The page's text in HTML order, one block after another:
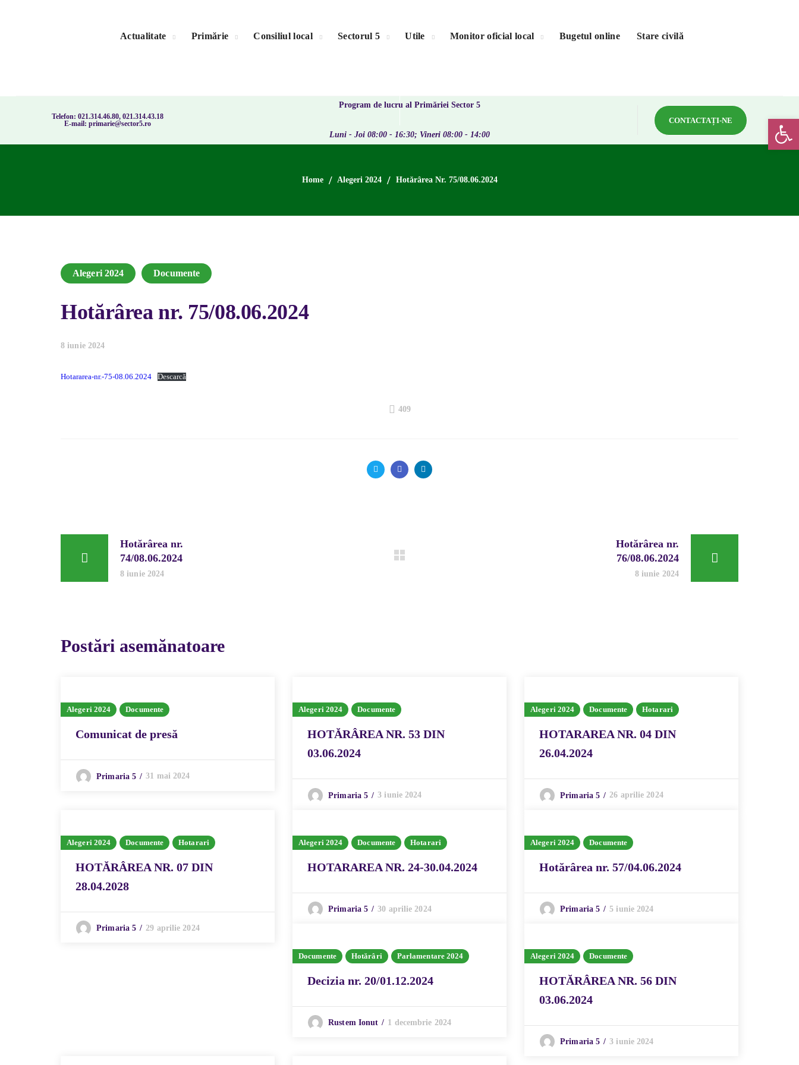
Actualitate Primărie Consiliul local Sectorul 5 Utile Monitor oficial local Bugetul online Stare civilă
Telefon: 021.314.46.80, 021.314.43.18
E-mail: primarie@sector5.ro
Program de lucru al Primăriei Sector 5
Luni - Joi 08:00 - 16:30; Vineri 08:00 - 14:00
CONTACTAȚI-NE
Home Alegeri 2024 Hotărârea Nr. 75/08.06.2024
Alegeri 2024 Documente
Hotărârea nr. 75/08.06.2024
8 iunie 2024
Hotararea-nr.-75-08.06.2024 Descarcă
409
Hotărârea nr.
74/08.06.2024
8 iunie 2024
Hotărârea nr.
76/08.06.2024
8 iunie 2024
Postări asemănatoare
Alegeri 2024 Documente
Comunicat de presă
Primaria 5 31 mai 2024
Alegeri 2024 Documente
HOTĂRÂREA NR. 53 DIN
03.06.2024
Primaria 5 3 iunie 2024
Alegeri 2024 Documente Hotarari
HOTARAREA NR. 04 DIN
26.04.2024
Primaria 5 26 aprilie 2024
Alegeri 2024 Documente Hotarari
HOTĂRÂREA NR. 07 DIN
28.04.2028
Primaria 5 29 aprilie 2024
Alegeri 2024 Documente Hotarari
HOTARAREA NR. 24-30.04.2024
Primaria 5 30 aprilie 2024
Alegeri 2024 Documente
Hotărârea nr. 57/04.06.2024
Primaria 5 5 iunie 2024
Documente Hotărâri Parlamentare 2024
Decizia nr. 20/01.12.2024
Rustem Ionut 1 decembrie 2024
Alegeri 2024 Documente
HOTĂRÂREA NR. 56 DIN
03.06.2024
Primaria 5 3 iunie 2024
Deschide